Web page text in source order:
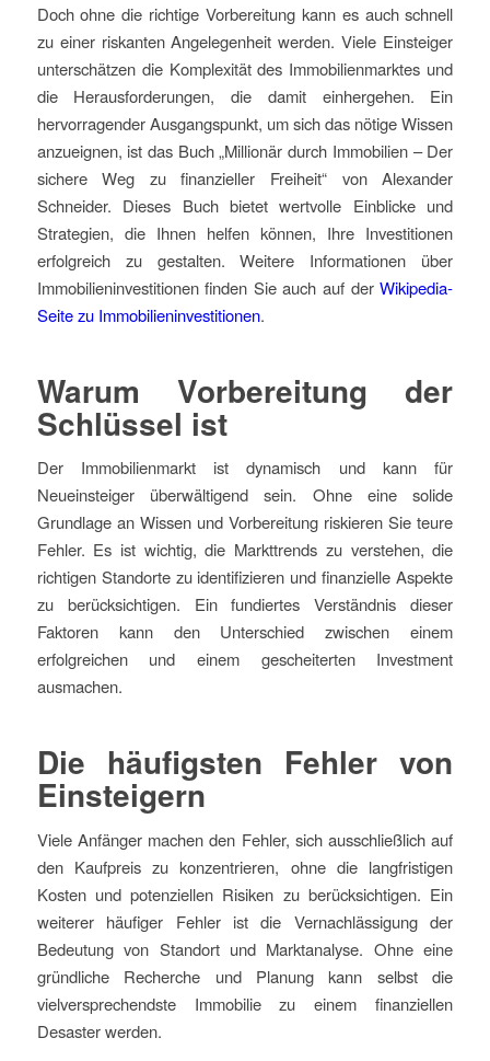
Doch ohne die richtige Vorbereitung kann es auch schnell
zu einer riskanten Angelegenheit werden. Viele Einsteiger
unterschätzen die Komplexität des Immobilienmarktes und
die Herausforderungen, die damit einhergehen. Ein
hervorragender Ausgangspunkt, um sich das nötige Wissen
anzueignen, ist das Buch „Millionär durch Immobilien – Der
sichere Weg zu finanzieller Freiheit“ von Alexander
Schneider. Dieses Buch bietet wertvolle Einblicke und
Strategien, die Ihnen helfen können, Ihre Investitionen
erfolgreich zu gestalten. Weitere Informationen über
Immobilieninvestitionen finden Sie auch auf derWikipedia-
Seite zu Immobilieninvestitionen.
Warum Vorbereitung der
Schlüssel ist
Der Immobilienmarkt ist dynamisch und kann für
Neueinsteiger überwältigend sein. Ohne eine solide
Grundlage an Wissen und Vorbereitung riskieren Sie teure
Fehler. Es ist wichtig, die Markttrends zu verstehen, die
richtigen Standorte zu identifizieren und finanzielle Aspekte
zu berücksichtigen. Ein fundiertes Verständnis dieser
Faktoren kann den Unterschied zwischen einem
erfolgreichen und einem gescheiterten Investment
ausmachen.
Die häufigsten Fehler von
Einsteigern
Viele Anfänger machen den Fehler, sich ausschließlich auf
den Kaufpreis zu konzentrieren, ohne die langfristigen
Kosten und potenziellen Risiken zu berücksichtigen. Ein
weiterer häufiger Fehler ist die Vernachlässigung der
Bedeutung von Standort und Marktanalyse. Ohne eine
gründliche Recherche und Planung kann selbst die
vielversprechendste Immobilie zu einem finanziellen
Desaster werden.